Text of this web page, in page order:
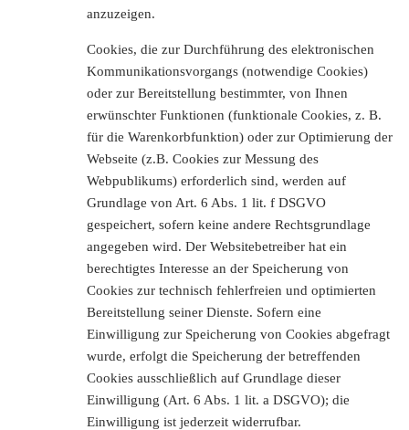
anzuzeigen.
Cookies, die zur Durchführung des elektronischen
Kommunikationsvorgangs (notwendige Cookies)
oder zur Bereitstellung bestimmter, von Ihnen
erwünschter Funktionen (funktionale Cookies, z. B.
für die Warenkorbfunktion) oder zur Optimierung der
Webseite (z.B. Cookies zur Messung des
Webpublikums) erforderlich sind, werden auf
Grundlage von Art. 6 Abs. 1 lit. f DSGVO
gespeichert, sofern keine andere Rechtsgrundlage
angegeben wird. Der Websitebetreiber hat ein
berechtigtes Interesse an der Speicherung von
Cookies zur technisch fehlerfreien und optimierten
Bereitstellung seiner Dienste. Sofern eine
Einwilligung zur Speicherung von Cookies abgefragt
wurde, erfolgt die Speicherung der betreffenden
Cookies ausschließlich auf Grundlage dieser
Einwilligung (Art. 6 Abs. 1 lit. a DSGVO); die
Einwilligung ist jederzeit widerrufbar.